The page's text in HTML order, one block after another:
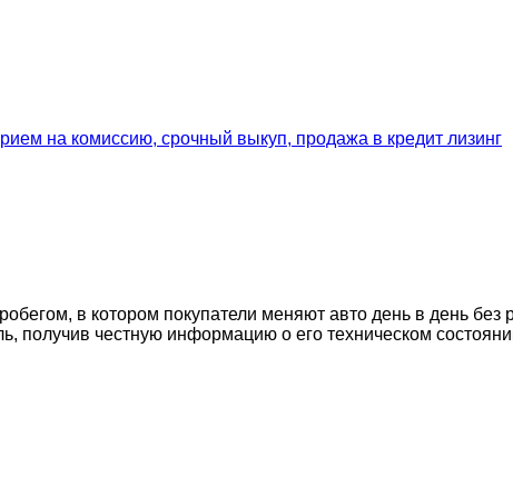
в котором покупатели меняют авто день в день без
получив честную информацию о его техническом